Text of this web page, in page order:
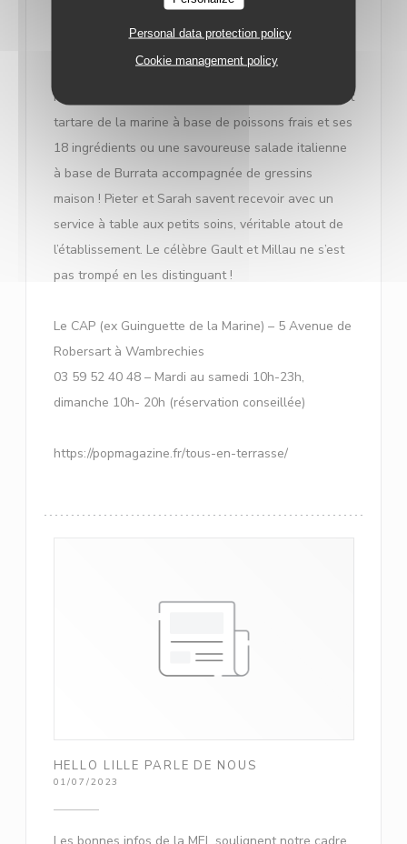
Personal data protection policy
Cookie management policy
signature à base de rhum et d’amaretto (avec
modération). On enchaîne ensuite avec le succulent
tartare de la marine à base de poissons frais et ses
18 ingrédients ou une savoureuse salade italienne
à base de Burrata accompagnée de gressins
maison ! Pieter et Sarah savent recevoir avec un
service à table aux petits soins, véritable atout de
l’établissement. Le célèbre Gault et Millau ne s’est
pas trompé en les distinguant !
Le CAP (ex Guinguette de la Marine) – 5 Avenue de
Robersart à Wambrechies
03 59 52 40 48 – Mardi au samedi 10h-23h,
dimanche 10h- 20h (réservation conseillée)
https://popmagazine.fr/tous-en-terrasse/
HELLO LILLE PARLE DE NOUS
01/07/2023